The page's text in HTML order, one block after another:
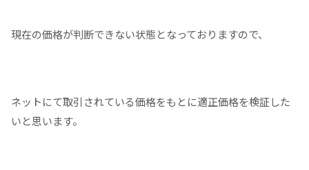
現在の価格が判断できない状態となっておりますので、
ネットにて取引されている価格をもとに適正価格を検証した
いと思います。